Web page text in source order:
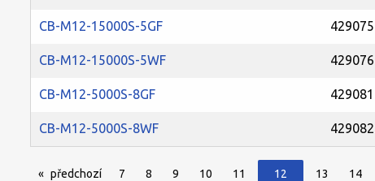
CB-M12-15000S-5GF 429075
CB-M12-15000S-5WF 429076
CB-M12-5000S-8GF 429081
CB-M12-5000S-8WF 429082
předchozí stránka
7 8 9 10 11 Jste na straně
12 13 14